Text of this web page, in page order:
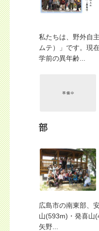
私たちは、野外自
ムテ）」です。現
学前の異年齢...
部
広島市の南東部、
山(593m)・発喜山
矢野...